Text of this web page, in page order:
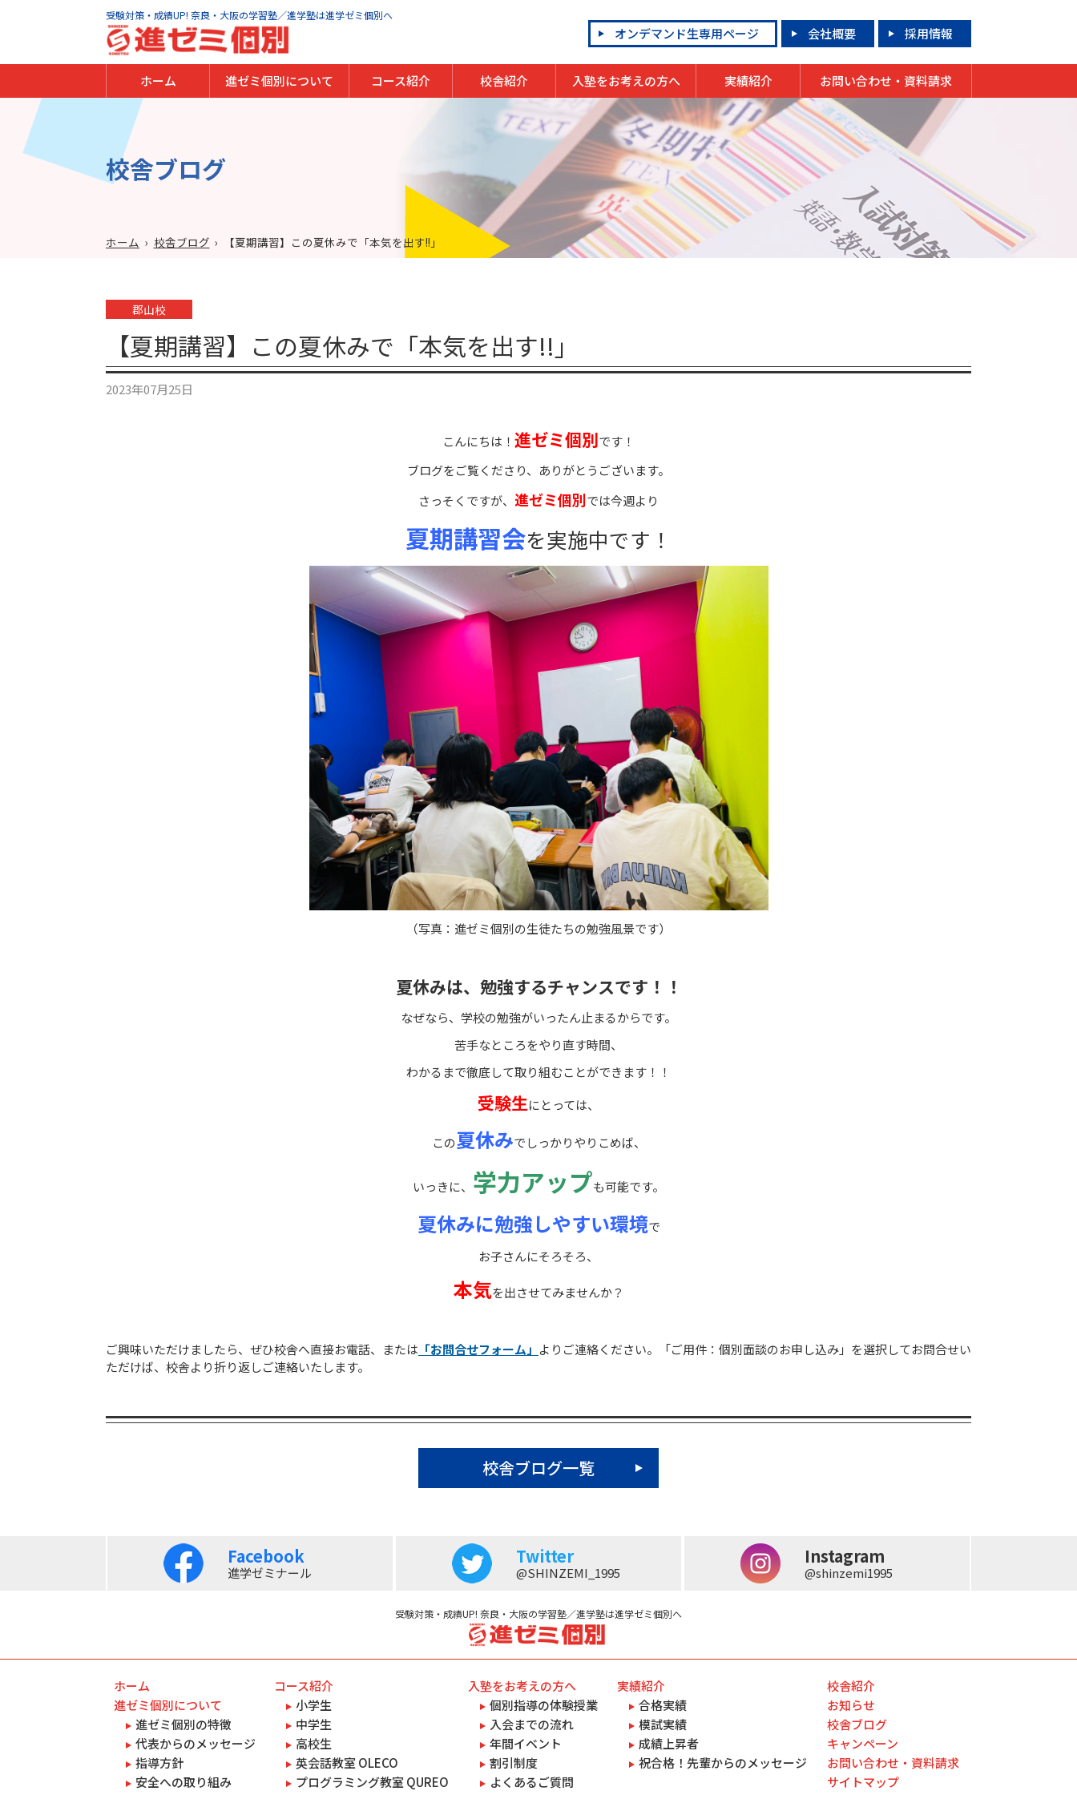
受験対策・成績UP! 奈良・大阪の学習塾／進学塾は進学ゼミ個別へ
オンデマンド生専用ページ 会社概要 採用情報
ホーム 進ゼミ個別について コース紹介
プログラミング教室 QUREO
校舎紹介 入塾をお考えの方へ
個別指導の体験授業
入会までの流れ
年間イベント
割引制度
よくあるご質問
実績紹介
合格実績
模試実績
成績上昇者
祝合格！先輩からのメッセージ
お問い合わせ・資料請求
校舎ブログ
ホーム › 校舎ブログ › 【夏期講習】この夏休みで「本気を出す!!」
郡山校
【夏期講習】この夏休みで「本気を出す!!」
2023年07月25日
こんにちは！ 進ゼミ個別です！
ブログをご覧くださり、ありがとうございます。
さっそくですが、 進ゼミ個別では今週より
夏期講習会を実施中です！
（写真：進ゼミ個別の生徒たちの勉強風景です）
夏休みは、勉強するチャンスです！！
なぜなら、学校の勉強がいったん止まるからです。
苦手なところをやり直す時間、
わかるまで徹底して取り組むことができます！！
受験生にとっては、
この夏休みでしっかりやりこめば、
いっきに、 学力アップも可能です。
夏休みに勉強しやすい環境で
お子さんにそろそろ、
本気を出させてみませんか？
ご興味いただけましたら、ぜひ校舎へ直接お電話、または 「お問合せフォーム」 よりご連絡ください。「ご用件：個別面談のお申し込み」を選択してお問合せい
ただけば、校舎より折り返しご連絡いたします。
校舎ブログ一覧
Facebook
進学ゼミナール
Twitter
@SHINZEMI_1995
Instagram
@shinzemi1995
受験対策・成績UP! 奈良・大阪の学習塾／進学塾は進学ゼミ個別へ
ホーム
進ゼミ個別について
進ゼミ個別の特徴
代表からのメッセージ
指導方針
安全への取り組み
コース紹介
小学生
中学生
高校生
英会話教室 OLECO
プログラミング教室 QUREO
入塾をお考えの方へ
個別指導の体験授業
入会までの流れ
年間イベント
割引制度
よくあるご質問
実績紹介
合格実績
模試実績
成績上昇者
祝合格！先輩からのメッセージ
校舎紹介
お知らせ
校舎ブログ
キャンペーン
お問い合わせ・資料請求
サイトマップ